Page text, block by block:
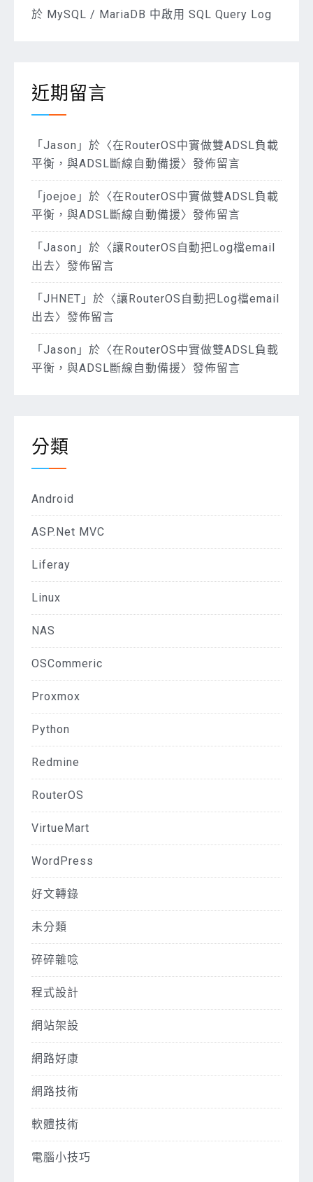
於 MySQL / MariaDB 中啟用 SQL Query Log
近期留言
「 Jason 」於〈在RouterOS中實做雙ADSL負載
平衡，與ADSL斷線自動備援〉發佈留言
「 joejoe 」於〈在RouterOS中實做雙ADSL負載
平衡，與ADSL斷線自動備援〉發佈留言
「 Jason 」於〈讓RouterOS自動把Log檔email
出去〉發佈留言
「 JHNET 」於〈讓RouterOS自動把Log檔email
出去〉發佈留言
「 Jason 」於〈在RouterOS中實做雙ADSL負載
平衡，與ADSL斷線自動備援〉發佈留言
分類
Android
ASP.Net MVC
Liferay
Linux
NAS
OSCommeric
Proxmox
Python
Redmine
RouterOS
VirtueMart
WordPress
好文轉錄
未分類
碎碎雜唸
程式設計
網站架設
網路好康
網路技術
軟體技術
電腦小技巧